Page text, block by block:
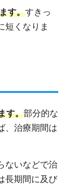
す。すきっ
短くなりま
す。部分的な
、治療期間は
ないなどで治
長期間に及び